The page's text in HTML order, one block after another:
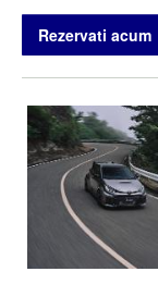
Rezervati acum